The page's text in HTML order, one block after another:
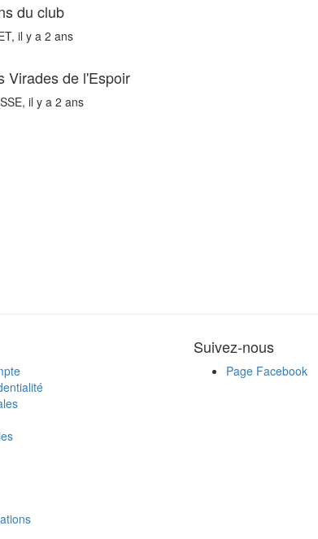
du club
il y a 2 ans
Virades de l'Espoir
il y a 2 ans
Suivez-nous
Page Facebook